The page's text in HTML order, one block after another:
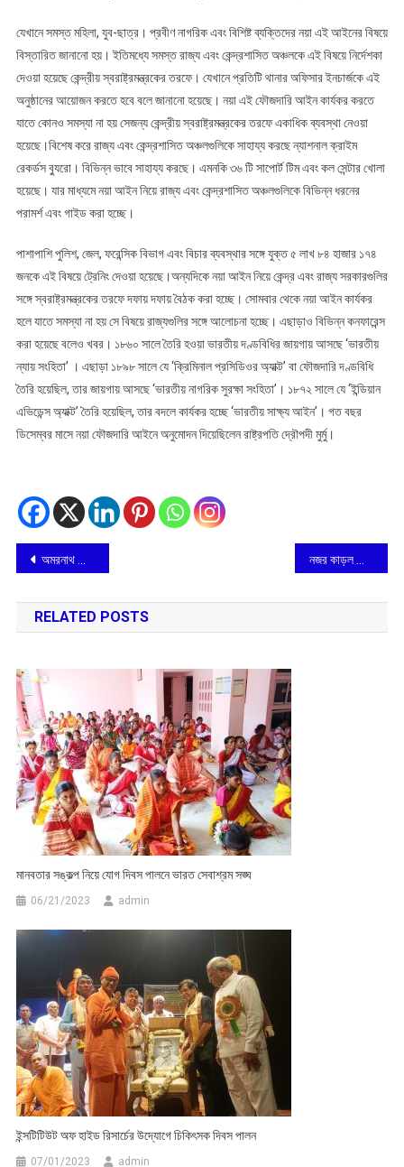
যেখানে সমস্ত মহিলা, যুব-ছাত্র। প্রবীণ নাগরিক এবং বিশিষ্ট ব্যক্তিদের নয়া এই আইনের বিষয়ে
বিস্তারিত জানানো হয়। ইতিমধ্যে সমস্ত রাজ্য এবং কেন্দ্রশাসিত অঞ্চলকে এই বিষয়ে নির্দেশকা
দেওয়া হয়েছে কেন্দ্রীয় স্বরাষ্ট্রমন্ত্রকের তরফে। যেখানে প্রতিটি থানার অফিসার ইনচার্জকে এই
অনুষ্ঠানের আয়োজন করতে হবে বলে জানানো হয়েছে। নয়া এই ফৌজদারি আইন কার্যকর করতে
যাতে কোনও সমস্যা না হয় সেজন্য কেন্দ্রীয় স্বরাষ্ট্রমন্ত্রকের তরফে একাধিক ব্যবস্থা নেওয়া
হয়েছে।বিশেষ করে রাজ্য এবং কেন্দ্রশাসিত অঞ্চলগুলিকে সাহায্য করছে ন্যাশনাল ক্রাইম
রেকর্ডস ব্যুরো। বিভিন্ন ভাবে সাহায্য করছে। এমনকি ৩৬ টি সাপোর্ট টিম এবং কল সেন্টার খোলা
হয়েছে। যার মাধ্যমে নয়া আইন নিয়ে রাজ্য এবং কেন্দ্রশাসিত অঞ্চলগুলিকে বিভিন্ন ধরনের
পরামর্শ এবং গাইড করা হচ্ছে।
পাশাপাশি পুলিশ, জেল, ফরেন্সিক বিভাগ এবং বিচার ব্যবস্থার সঙ্গে যুক্ত ৫ লাখ ৮৪ হাজার ১৭৪
জনকে এই বিষয়ে ট্রেনিং দেওয়া হয়েছে।অন্যদিকে নয়া আইন নিয়ে কেন্দ্র এবং রাজ্য সরকারগুলির
সঙ্গে স্বরাষ্ট্রমন্ত্রকের তরফে দফায় দফায় বৈঠক করা হচ্ছে। সোমবার থেকে নয়া আইন কার্যকর
হলে যাতে সমস্যা না হয় সে বিষয়ে রাজ্যগুলির সঙ্গে আলোচনা হচ্ছে। এছাড়াও বিভিন্ন কনফারেন্স
করা হয়েছে বলেও খবর। ১৮৬০ সালে তৈরি হওয়া ভারতীয় দণ্ডবিধির জায়গায় আসছে ‘ভারতীয়
ন্যায় সংহিতা’ । এছাড়া ১৮৯৮ সালে যে ‘ক্রিমিনাল প্রসিডিওর অ্যাক্ট’ বা ফৌজদারি দণ্ডবিধি
তৈরি হয়েছিল, তার জায়গায় আসছে ‘ভারতীয় নাগরিক সুরক্ষা সংহিতা’। ১৮৭২ সালে যে ‘ইন্ডিয়ান
এভিডেন্স অ্যাক্ট’ তৈরি হয়েছিল, তার বদলে কার্যকর হচ্ছে ‘ভারতীয় সাক্ষ্য আইন’। গত বছর
ডিসেম্বর মাসে নয়া ফৌজদারি আইনে অনুমোদন দিয়েছিলেন রাষ্ট্রপতি দ্রৌপদী মুর্মু।
Post
navigation
অমরনাথ তীর্থযাত্রীদের জন্য বিনামূল্যে চিকিৎসা পরিষেবা ভারত সেবাশ্রম সংঘের
RELATED POSTS
মানবতার সঙ্কল্প নিয়ে যোগ দিবস পালনে ভারত সেবাশ্রম সঙ্ঘ
06/21/2023 admin
ইন্সটিটিউট অফ হাইড রিসার্চের উদ্যোগে চিকিৎসক দিবস পালন
07/01/2023 admin